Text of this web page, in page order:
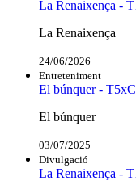
La Renaixença -
La Renaixença
24/06/2026
Entreteniment
El búnquer -
El búnquer
03/07/2025
Divulgació
La Renaixença -